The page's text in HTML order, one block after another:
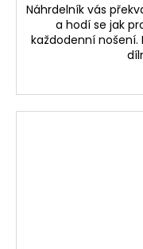
Náhrdelník vás
a hodí se jak
každodenní nošení.